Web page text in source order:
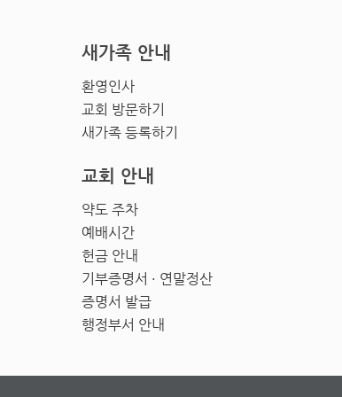
새가족 안내
환영인사
교회 방문하기
새가족 등록하기
교회 안내
약도 주차
예배시간
헌금 안내
기부증명서 · 연말정산
증명서 발급
행정부서 안내